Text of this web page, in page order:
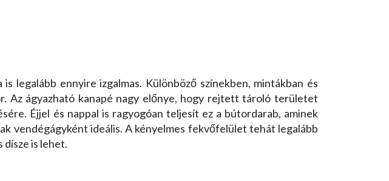
legalább ennyire izgalmas. Különböző színekben, mintákban és
Az ágyazható kanapé nagy előnye, hogy rejtett tároló területet
Éjjel és nappal is ragyogóan teljesít ez a bútordarab, aminek
vendégágyként ideális. A kényelmes fekvőfelület tehát legalább
is lehet.